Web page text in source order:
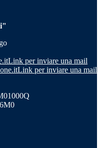
Link per inviare una mail
Link per inviare una mail